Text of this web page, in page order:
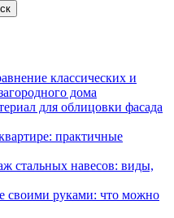
классических и
дома
для облицовки фасада
практичные
стальных навесов: виды,
своими руками: что можно